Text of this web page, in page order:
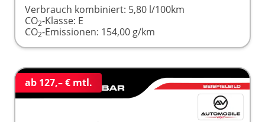
Verbrauch kombiniert: 5,80 l/100km
CO2-Klasse: E
CO2-Emissionen: 154,00 g/km
ab 127,– € mtl.